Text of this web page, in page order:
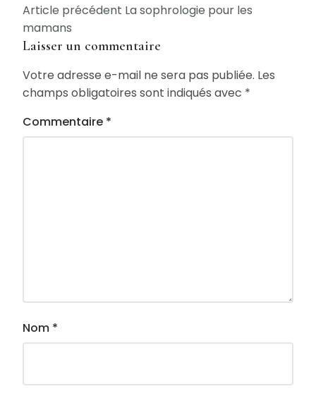
Navigation
de
l’article
Article précédent La sophrologie pour les
mamans
Laisser un commentaire
Votre adresse e-mail ne sera pas publiée. Les
champs obligatoires sont indiqués avec *
Commentaire *
Nom *